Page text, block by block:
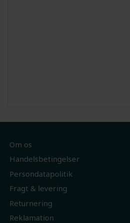
Om os
Handelsbetingelser
Persondatapolitik
Fragt & levering
Returnering
Reklamation